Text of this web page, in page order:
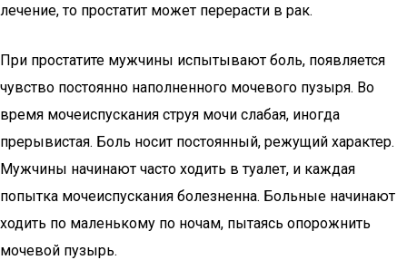
лечение, то простатит может перерасти в рак.
При простатите мужчины испытывают боль, появляется
чувство постоянно наполненного мочевого пузыря. Во
время мочеиспускания струя мочи слабая, иногда
прерывистая. Боль носит постоянный, режущий характер.
Мужчины начинают часто ходить в туалет, и каждая
попытка мочеиспускания болезненна. Больные начинают
ходить по маленькому по ночам, пытаясь опорожнить
мочевой пузырь.